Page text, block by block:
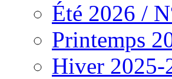
Été 2026 /
Printemps
Hiver 2025-